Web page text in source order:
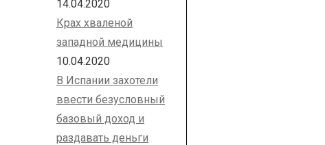
14.04.2020
Крах хваленой
западной медицины
10.04.2020
В Испании захотели
ввести безусловный
базовый доход и
раздавать деньги